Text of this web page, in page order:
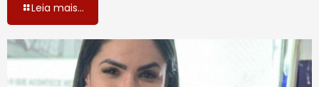
Leia mais...